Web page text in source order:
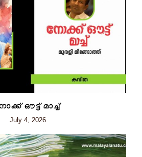
ഔട്ട് മാച്ച്
July 4, 2026